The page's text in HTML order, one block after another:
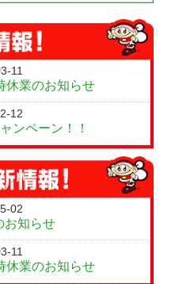
11
休業のお知らせ
12
ンペーン！！
02
お知らせ
11
休業のお知らせ